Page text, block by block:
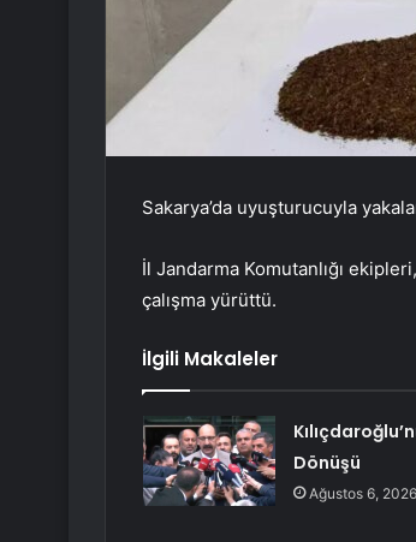
Sakarya’da uyuşturucuyla
İl Jandarma Komutanlığı
çalışma yürüttü.
İlgili Makaleler
Dönüşü
Ağustos 6, 2026